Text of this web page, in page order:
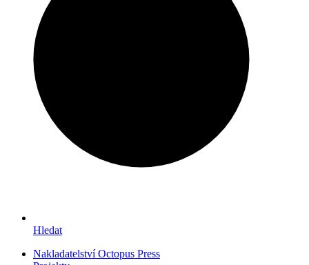
Hledat
Nakladatelství Octopus Press